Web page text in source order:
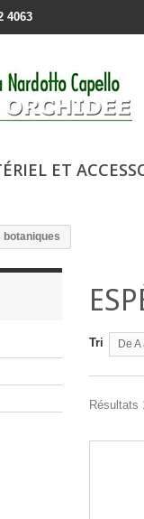
4063
ET
botaniques
Tri De A
Résultats